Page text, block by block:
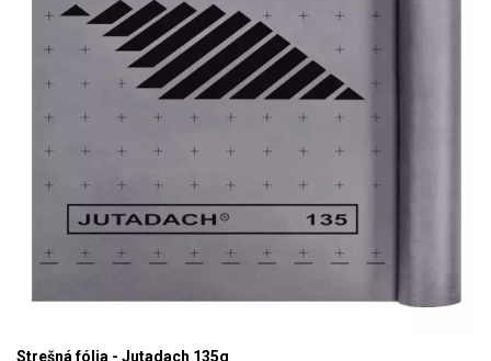
Strešná fólia - Jutadach 135g